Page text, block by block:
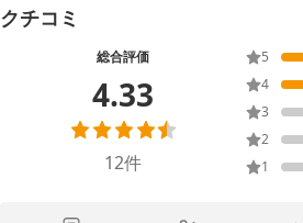
クチコミ
総合評価
4.33
12件
5
4
3
2
1